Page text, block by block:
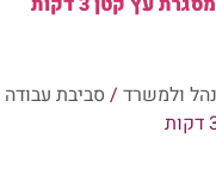
ולמשרד/ סביבת עבודה